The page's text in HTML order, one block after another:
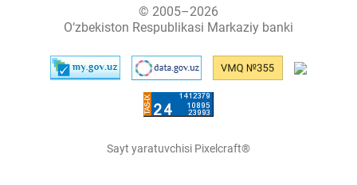
© 2005–2026
O‘zbekiston Respublikasi Markaziy banki
Sayt yaratuvchisi Pixelcraft®